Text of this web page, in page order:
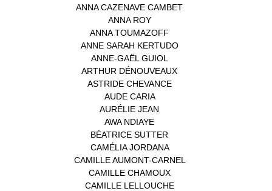
ANNA CAZENAVE CAMBET
ANNA ROY(1)
ANNA TOUMAZOFF
ANNE SARAH KERTUDO(1)
ANNE-GAËL GUIOL
ARTHUR DÉNOUVEAUX
ASTRIDE CHEVANCE(3)
AUDE CARIA(1)
AURÉLIE JEAN
AWA NDIAYE
BÉATRICE SUTTER
CAMÉLIA JORDANA(1)
CAMILLE AUMONT-CARNEL
CAMILLE CHAMOUX(1)
CAMILLE LELLOUCHE(1)